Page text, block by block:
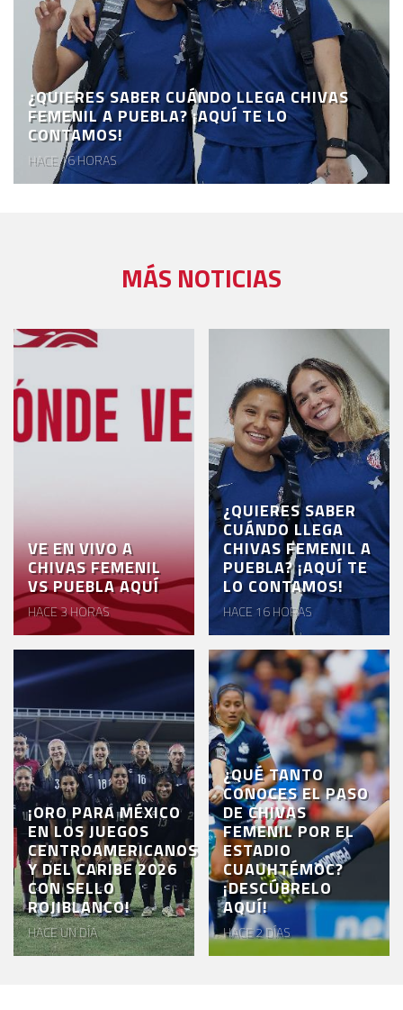
¿QUIERES SABER CUÁNDO LLEGA CHIVAS
FEMENIL A PUEBLA? ¡AQUÍ TE LO
CONTAMOS!
HACE 16 HORAS
MÁS NOTICIAS
VE EN VIVO A
CHIVAS FEMENIL
VS PUEBLA AQUÍ
HACE 3 HORAS
¿QUIERES SABER
CUÁNDO LLEGA
CHIVAS FEMENIL A
PUEBLA? ¡AQUÍ TE
LO CONTAMOS!
HACE 16 HORAS
¡ORO PARA MÉXICO
EN LOS JUEGOS
CENTROAMERICANOS
Y DEL CARIBE 2026
CON SELLO
ROJIBLANCO!
HACE UN DÍA
¿QUÉ TANTO
CONOCES EL PASO
DE CHIVAS
FEMENIL POR EL
ESTADIO
CUAUHTÉMOC?
¡DESCÚBRELO
AQUÍ!
HACE 2 DÍAS